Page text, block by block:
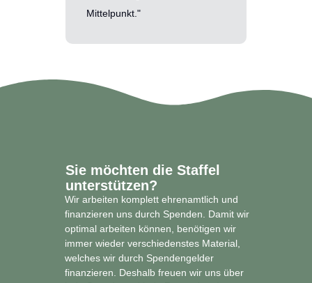
Mittelpunkt."
Sie möchten die Staffel
unterstützen?
Wir arbeiten komplett ehrenamtlich und
finanzieren uns durch Spenden. Damit wir
optimal arbeiten können, benötigen wir
immer wieder verschiedenstes Material,
welches wir durch Spendengelder
finanzieren. Deshalb freuen wir uns über